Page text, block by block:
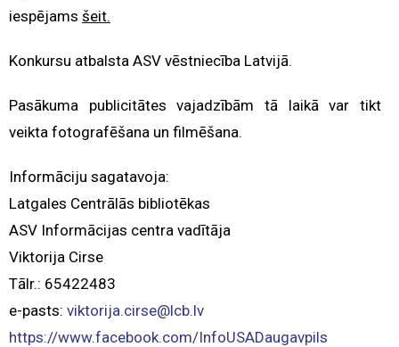
iespējams šeit.
Konkursu atbalsta ASV vēstniecība Latvijā.
Pasākuma publicitātes vajadzībām tā laikā var tikt
veikta fotografēšana un filmēšana.
Informāciju sagatavoja:
Latgales Centrālās bibliotēkas
ASV Informācijas centra vadītāja
Viktorija Cirse
Tālr.: 65422483
e-pasts: viktorija.cirse@lcb.lv
https://www.facebook.com/InfoUSADaugavpils